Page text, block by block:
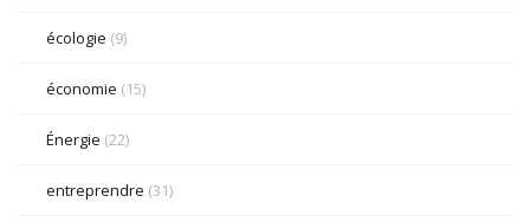
écologie (9)
économie (15)
Énergie (22)
entreprendre (31)